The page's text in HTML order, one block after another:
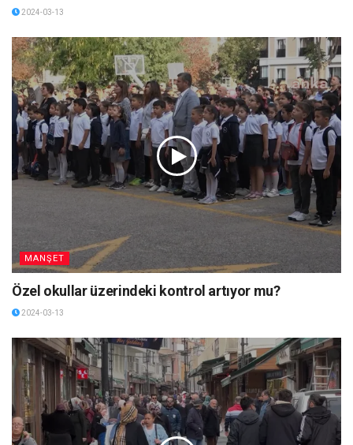
2024-03-13
MANŞET
Özel okullar üzerindeki kontrol artıyor mu?
2024-03-13